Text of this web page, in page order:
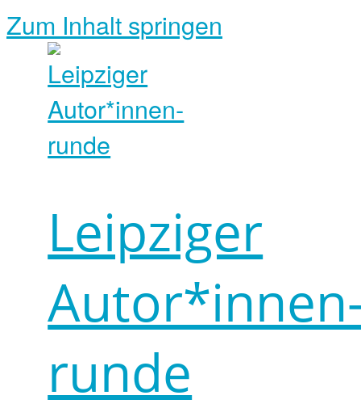
Zum Inhalt springen
Leipziger
runde